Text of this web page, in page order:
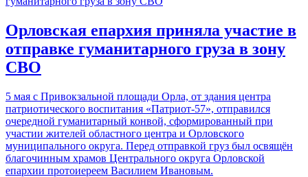
Орловская епархия приняла участие в
отправке гуманитарного груза в зону
СВО
5 мая с Привокзальной площади Орла, от здания центра
патриотического воспитания «Патриот-57», отправился
очередной гуманитарный конвой, сформированный при
участии жителей областного центра и Орловского
муниципального округа. Перед отправкой груз был освящён
благочинным храмов Центрального округа Орловской
епархии протоиереем Василием Ивановым.